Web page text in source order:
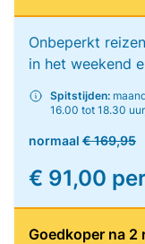
Onbeperkt
in het weekend
Spitstijden:
16.00 tot 18.30
normaal € 169,95
€ 91,00
Goedkoper na 2